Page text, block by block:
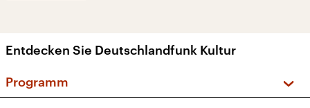
Entdecken Sie Deutschlandfunk Kultur
Programm